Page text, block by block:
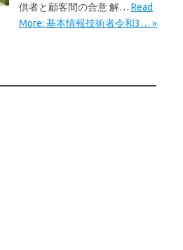
供者と顧客間の合意 解… Read
More: 基本情報技術者令和3… »